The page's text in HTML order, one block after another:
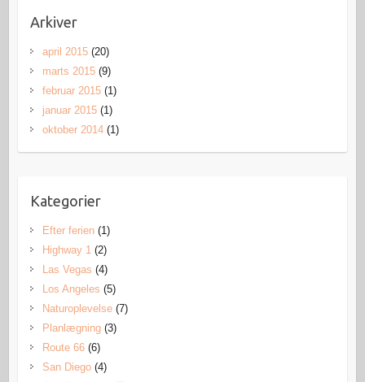
Arkiver
april 2015(20)
marts 2015(9)
februar 2015(1)
januar 2015(1)
oktober 2014(1)
Kategorier
Efter ferien(1)
Highway 1(2)
Las Vegas (4)
Los Angeles (5)
Naturoplevelse(7)
Planlægning(3)
Route 66(6)
San Diego(4)